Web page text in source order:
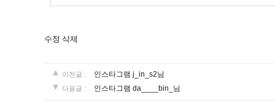
수정 삭제
이전글 : 인스타그램 j_in_s2님
다음글 : 인스타그램 da____bin_님